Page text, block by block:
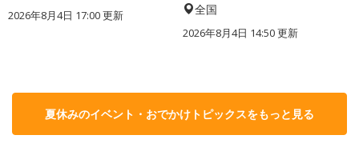
2026年8月4日 17:00更新 全国
2026年8月4日 14:50更新
夏休みのイベント・おでかけトピックスをもっと見る